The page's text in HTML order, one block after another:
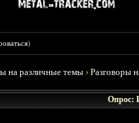
)
на различные темы ›Разговоры
Опрос: